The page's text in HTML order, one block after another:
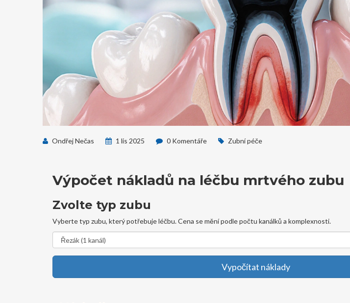
Ondřej Nečas 1 lis 2025 0 Komentáře Zubní péče
Výpočet nákladů na léčbu mrtvého zubu
Zvolte typ zubu
Vyberte typ zubu, který potřebuje léčbu. Cena se mění podle počtu kanálků a komplexnosti.
Vypočítat náklady